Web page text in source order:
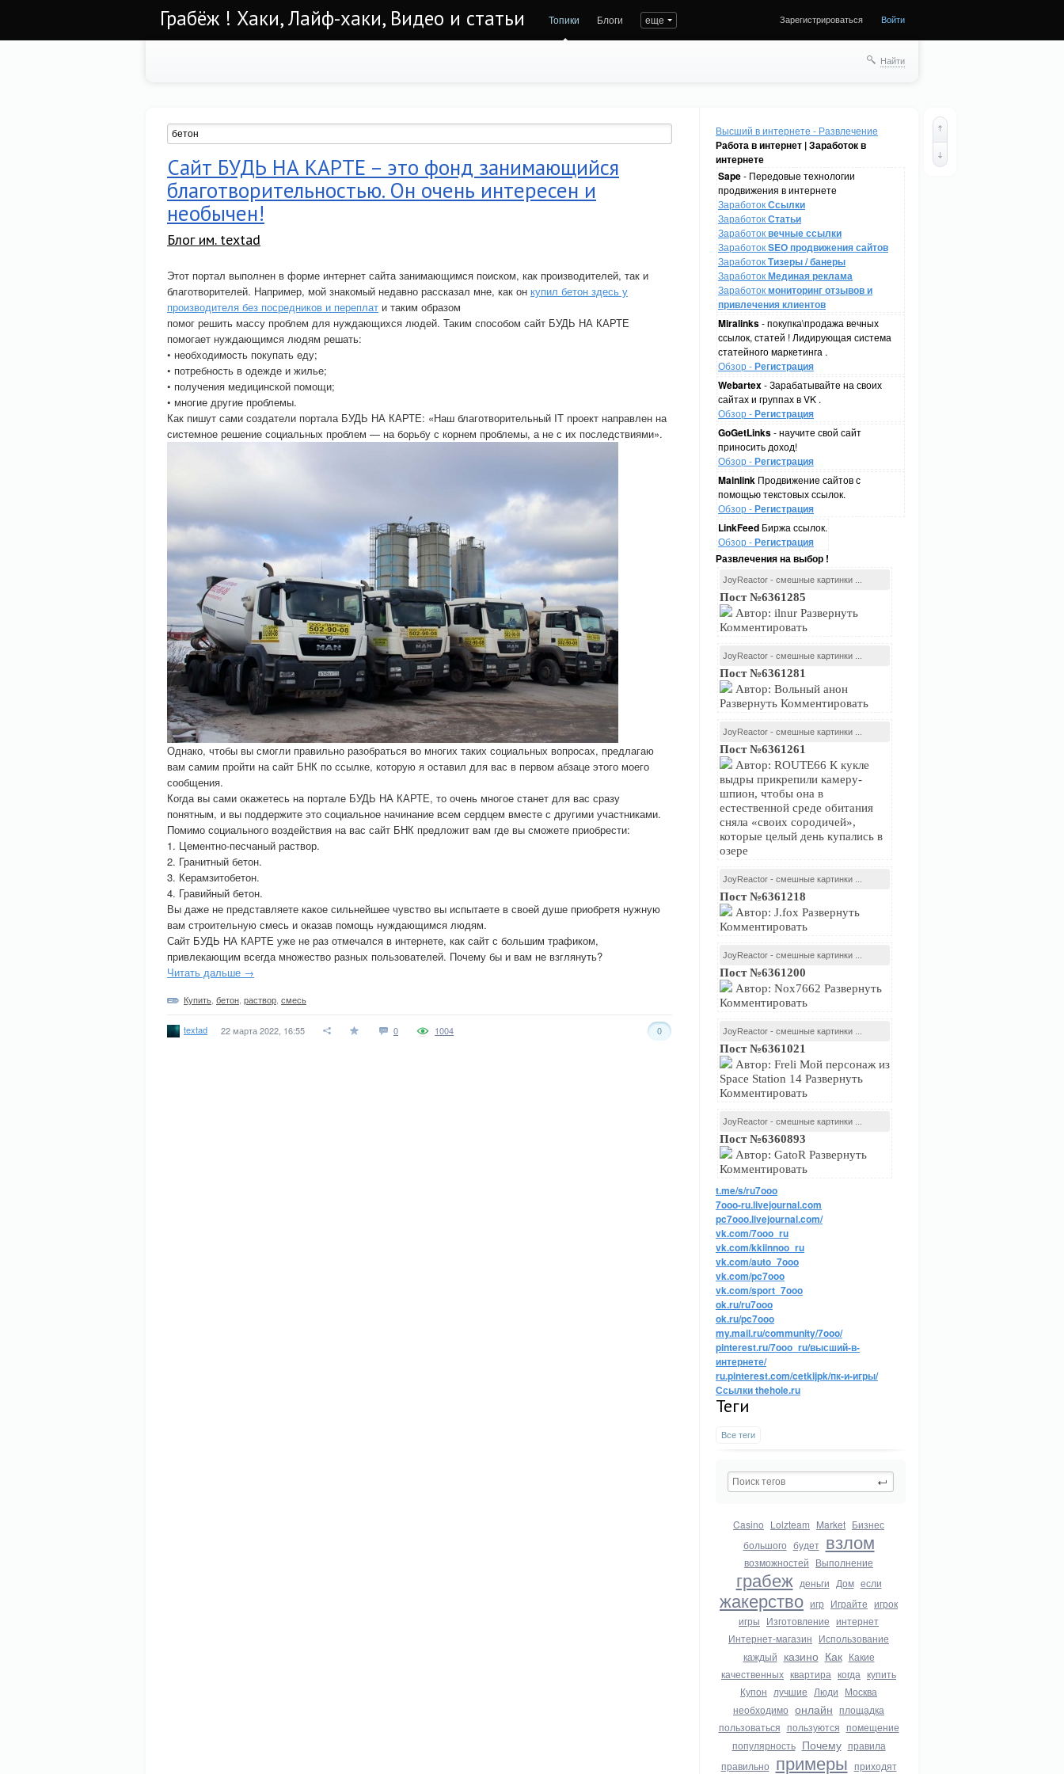
Грабёж ! Хаки, Лайф-хаки, Видео и статьи Топики Блоги еще Зарегистрироваться Войти
Найти
Высший в интернете - Развлечение
Работа в интернет | Заработок в
интернете
Sape- Передовые технологии
продвижения в интернете
ЗаработокСсылки
ЗаработокСтатьи
Заработоквечные ссылки
ЗаработокSEO продвижения сайтов
ЗаработокТизеры / банеры
ЗаработокМединая реклама
Заработокмониторинг отзывов и
привлечения клиентов
Miralinks- покупка\продажа вечных
ссылок, статей ! Лидирующая система
статейного маркетинга .
Обзор -Регистрация
Webartex- Зарабатывайте на своих
сайтах и группах в VK .
Обзор -Регистрация
GoGetLinks- научите свой сайт
приносить доход!
Обзор -Регистрация
Mainlink Продвижение сайтов с
помощью текстовых ссылок.
Обзор -Регистрация
LinkFeed Биржа ссылок.
Обзор -Регистрация
Развлечения на выбор !
JoyReactor - смешные картинки ...
Пост №6361285
Автор: ilnur Развернуть
Комментировать
JoyReactor - смешные картинки ...
Пост №6361281
Автор: Вольный анон
Развернуть Комментировать
JoyReactor - смешные картинки ...
Пост №6361261
Автор: ROUTE66 К кукле
выдры прикрепили камеру-
шпион, чтобы она в
естественной среде обитания
сняла «своих сородичей»,
которые целый день купались в
озере
JoyReactor - смешные картинки ...
Пост №6361218
Автор: J.fox Развернуть
Комментировать
JoyReactor - смешные картинки ...
Пост №6361200
Автор: Nox7662 Развернуть
Комментировать
JoyReactor - смешные картинки ...
Пост №6361021
Автор: Freli Мой персонаж из
Space Station 14 Развернуть
Комментировать
JoyReactor - смешные картинки ...
Пост №6360893
Автор: GatoR Развернуть
Комментировать
t.me/s/ru7ooo
7ooo-ru.livejournal.com
pc7ooo.livejournal.com/
vk.com/7ooo_ru
vk.com/kkiinnoo_ru
vk.com/auto_7ooo
vk.com/pc7ooo
vk.com/sport_7ooo
ok.ru/ru7ooo
ok.ru/pc7ooo
my.mail.ru/community/7ooo/
pinterest.ru/7ooo_ru/высший-в-
интернете/
ru.pinterest.com/cetkijpk/пк-и-игры/
Ссылки thehole.ru
Теги
Все теги
Casino Lolzteam Market Бизнес
большого будет взлом
возможностей Выполнение
грабеж деньги Дом если
жакерство игр Играйте игрок
игры Изготовление интернет
Интернет-магазин Использование
каждый казино Как Какие
качественных квартира когда купить
Купон лучшие Люди Москва
необходимо онлайн площадка
пользоваться пользуются помещение
популярность Почему правила
правильно примеры приходят
Сайт БУДЬ НА КАРТЕ – это фонд занимающийся
благотворительностью. Он очень интересен и
необычен!
Блог им. textad
Этот портал выполнен в форме интернет сайта занимающимся поиском, как производителей, так и
благотворителей. Например, мой знакомый недавно рассказал мне, как он купил бетон здесь у
производителя без посредников и переплат и таким образом
помог решить массу проблем для нуждающихся людей. Таким способом сайт БУДЬ НА КАРТЕ
помогает нуждающимся людям решать:
• необходимость покупать еду;
• потребность в одежде и жилье;
• получения медицинской помощи;
• многие другие проблемы.
Как пишут сами создатели портала БУДЬ НА КАРТЕ: «Наш благотворительный IT проект направлен на
системное решение социальных проблем — на борьбу с корнем проблемы, а не с их последствиями».
Однако, чтобы вы смогли правильно разобраться во многих таких социальных вопросах, предлагаю
вам самим пройти на сайт БНК по ссылке, которую я оставил для вас в первом абзаце этого моего
сообщения.
Когда вы сами окажетесь на портале БУДЬ НА КАРТЕ, то очень многое станет для вас сразу
понятным, и вы поддержите это социальное начинание всем сердцем вместе с другими участниками.
Помимо социального воздействия на вас сайт БНК предложит вам где вы сможете приобрести:
1. Цементно-песчаный раствор.
2. Гранитный бетон.
3. Керамзитобетон.
4. Гравийный бетон.
Вы даже не представляете какое сильнейшее чувство вы испытаете в своей душе приобретя нужную
вам строительную смесь и оказав помощь нуждающимся людям.
Сайт БУДЬ НА КАРТЕ уже не раз отмечался в интернете, как сайт с большим трафиком,
привлекающим всегда множество разных пользователей. Почему бы и вам не взглянуть?
Читать дальше →
Купить бетон раствор смесь
textad 22 марта 2022, 16:55 0 0
1004